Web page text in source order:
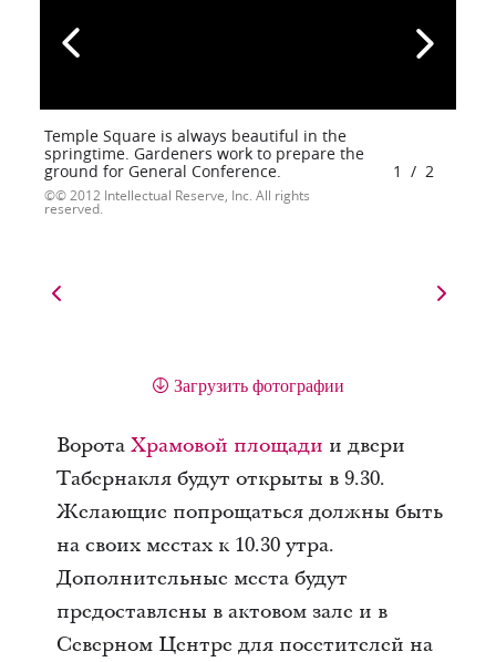
Temple Square is always beautiful in the
springtime. Gardeners work to prepare the
ground for General Conference.
© 2012 Intellectual Reserve, Inc. All rights
reserved.
1 / 2
Загрузить фотографии
Ворота Храмовой площади и двери
Табернакля будут открыты в 9.30.
Желающие попрощаться должны быть
на своих местах к 10.30 утра.
Дополнительные места будут
предоставлены в актовом зале и в
Северном Центре для посетителей на